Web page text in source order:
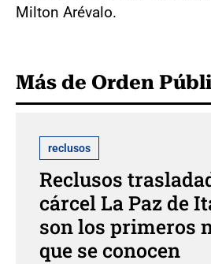
Milton Arévalo.
Más de Orden
reclusos
Reclusos
cárcel La Paz de
son los primeros
que se conocen